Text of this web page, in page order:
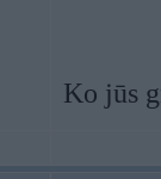
Ko jūs